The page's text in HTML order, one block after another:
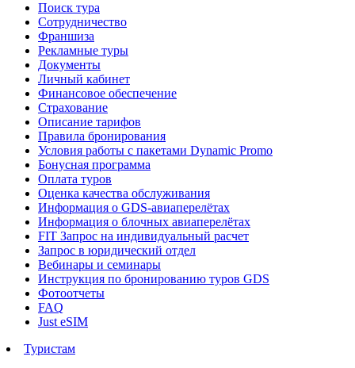
Поиск тура
Сотрудничество
Франшиза
Рекламные туры
Документы
Личный кабинет
Финансовое обеспечение
Страхование
Описание тарифов
Правила бронирования
Условия работы с пакетами Dynamic Promo
Бонусная программа
Оплата туров
Оценка качества обслуживания
Информация о GDS-авиаперелётах
Информация о блочных авиаперелётах
FIT Запрос на индивидуальный расчет
Запрос в юридический отдел
Вебинары и семинары
Инструкция по бронированию туров GDS
Фотоотчеты
FAQ
Just eSIM
Туристам